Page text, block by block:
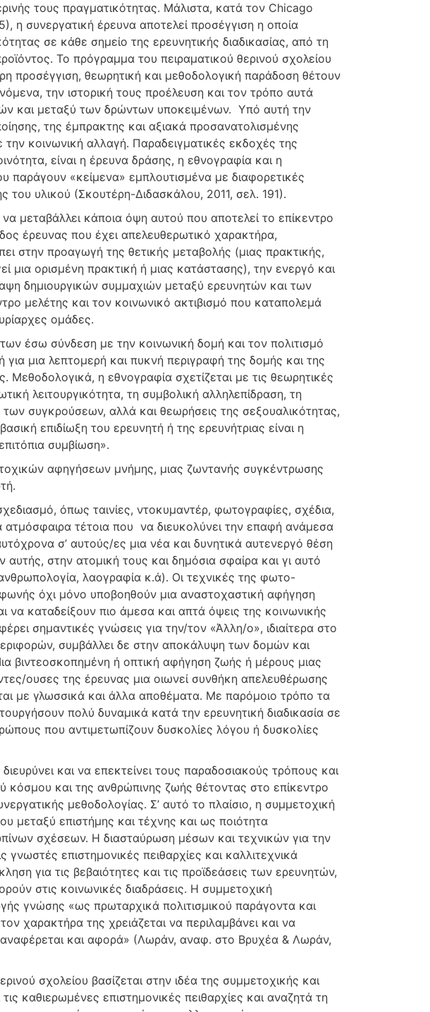
τους πραγματικότητας. Μάλιστα, κατά τον Chicago
συνεργατική έρευνα αποτελεί προσέγγιση η οποία
σε κάθε σημείο της ερευνητικής διαδικασίας, από τη
Το πρόγραμμα του πειραματικού θερινού σχολείου
προσέγγιση, θεωρητική και μεθοδολογική παράδοση θέτουν
την ιστορική τους προέλευση και τον τρόπο αυτά
και μεταξύ των δρώντων υποκειμένων. Υπό αυτή την
της έμπρακτης και αξιακά προσανατολισμένης
κοινωνική αλλαγή. Παραδειγματικές εκδοχές της
είναι η έρευνα δράσης, η εθνογραφία και η
παράγουν «κείμενα» εμπλουτισμένα με διαφορετικές
υλικού (Σκουτέρη-Διδασκάλου, 2011, σελ. 191).
μεταβάλλει κάποια όψη αυτού που αποτελεί το επίκεντρο
έρευνας που έχει απελευθερωτικό χαρακτήρα,
στην προαγωγή της θετικής μεταβολής (μιας πρακτικής,
μια ορισμένη πρακτική ή μιας κατάστασης), την ενεργό και
δημιουργικών συμμαχιών μεταξύ ερευνητών και των
μελέτης και τον κοινωνικό ακτιβισμό που καταπολεμά
ομάδες.
έσω σύνδεση με την κοινωνική δομή και τον πολιτισμό
μια λεπτομερή και πυκνή περιγραφή της δομής και της
η εθνογραφία σχετίζεται με τις θεωρητικές
λειτουργικότητα, τη συμβολική αλληλεπίδραση, τη
συγκρούσεων, αλλά και θεωρήσεις της σεξουαλικότητας,
επιδίωξη του ερευνητή ή της ερευνήτριας είναι η
συμβίωση».
αφηγήσεων μνήμης, μιας ζωντανής συγκέντρωσης
όπως ταινίες, ντοκυμαντέρ, φωτογραφίες, σχέδια,
ατμόσφαιρα τέτοια που να διευκολύνει την επαφή ανάμεσα
σ’ αυτούς/ες μια νέα και δυνητικά αυτενεργό θέση
στην ατομική τους και δημόσια σφαίρα και γι αυτό
λαογραφία κ.ά). Οι τεχνικές της φωτο-
όχι μόνο υποβοηθούν μια αναστοχαστική αφήγηση
καταδείξουν πιο άμεσα και απτά όψεις της κοινωνικής
σημαντικές γνώσεις για την/τον «Άλλη/ο», ιδιαίτερα στο
συμβάλλει δε στην αποκάλυψη των δομών και
βιντεοσκοπημένη ή οπτική αφήγηση ζωής ή μέρους μιας
ουσες της έρευνας μια οιωνεί συνθήκη απελευθέρωσης
με γλωσσικά και άλλα αποθέματα. Με παρόμοιο τρόπο τα
πολύ δυναμικά κατά την ερευνητική διαδικασία σε
που αντιμετωπίζουν δυσκολίες λόγου ή δυσκολίες
και να επεκτείνει τους παραδοσιακούς τρόπους και
και της ανθρώπινης ζωής θέτοντας στο επίκεντρο
μεθοδολογίας. Σ’ αυτό το πλαίσιο, η συμμετοχική
μεταξύ επιστήμης και τέχνης και ως ποιότητα
σχέσεων. Η διασταύρωση μέσων και τεχνικών για την
γνωστές επιστημονικές πειθαρχίες και καλλιτεχνικά
για τις βεβαιότητες και τις προϊδεάσεις των ερευνητών,
στις κοινωνικές διαδράσεις. Η συμμετοχική
γνώσης «ως πρωταρχικά πολιτισμικού παράγοντα και
χαρακτήρα της χρειάζεται να περιλαμβάνει και να
αναφέρεται και αφορά» (Λωράν, αναφ. στο Βρυχέα & Λωράν,
σχολείου βασίζεται στην ιδέα της συμμετοχικής και
καθιερωμένες επιστημονικές πειθαρχίες και αναζητά τη